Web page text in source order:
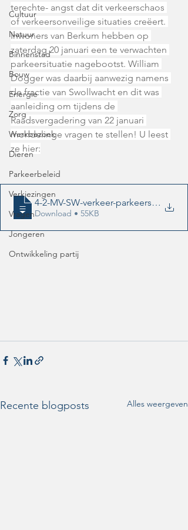
Cultuur
Natuur
Binnenstad
Bouw
Energie
Zorg
Werkbezoek
Dieren
Parkeerbeleid
Verkiezingen
Vragen
Jongeren
Ontwikkeling partij
terechte- angst dat dit verkeerschaos
of verkeersonveilige situaties creëert.
Inwoners van Berkum hebben op
zaterdag 20 januari een te verwachten
parkeersituatie nagebootst. William
Dogger was daarbij aanwezig namens
de fractie van Swollwacht en dit was
aanleiding om tijdens de
Raadsvergadering van 22 januari
mondelinge vragen te stellen! U leest
ze hier:
4-2-MV-SW-verkeer-parkeersituatie-
Download • 55KB
Recente blogposts Alles weergeven